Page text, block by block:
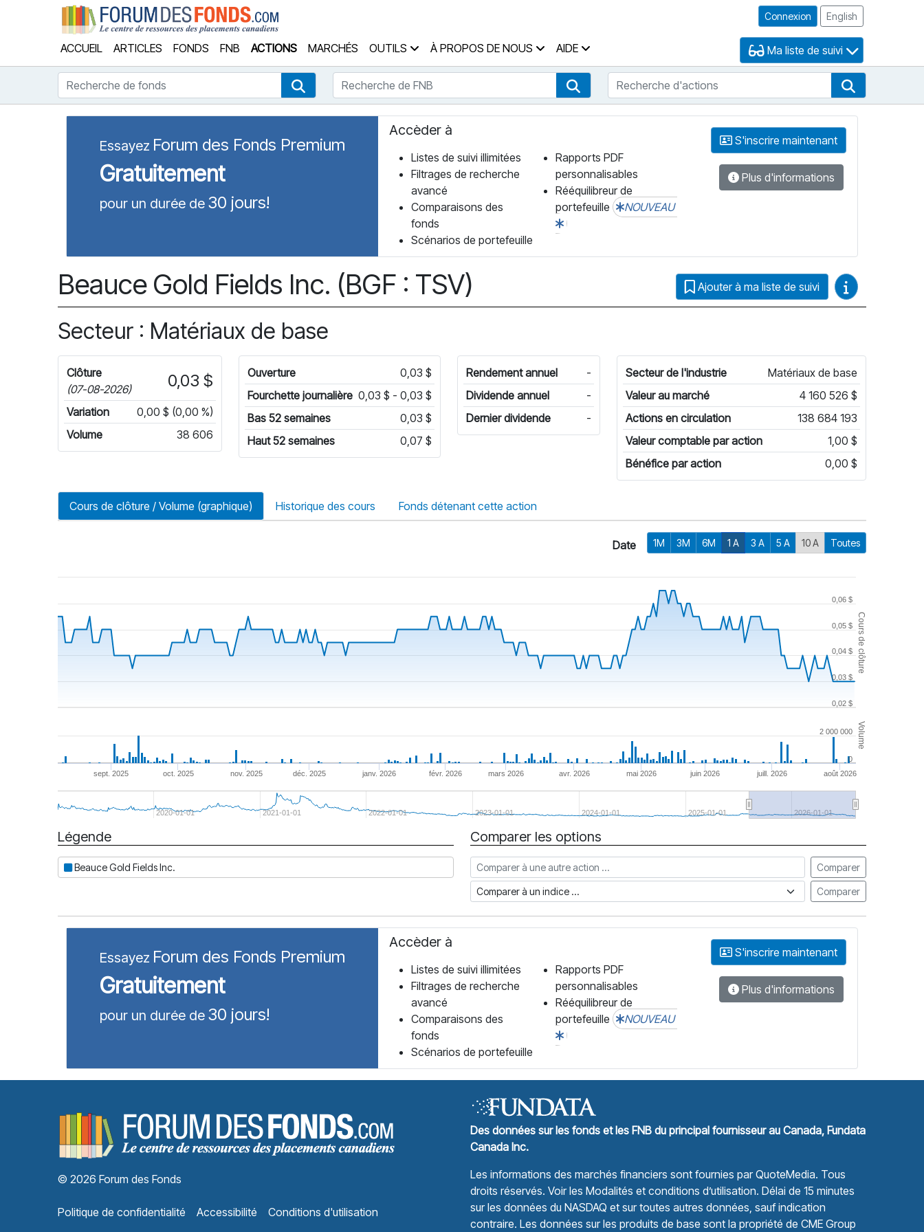
Connexion English
ACCUEIL ARTICLES FONDS FNB ACTIONS MARCHÉS OUTILS À PROPOS DE NOUS AIDE Ma liste de suivi
Recherche de fonds Recherche de fonds
Recherche de FNB Recherche de FNB
Recherche d'actions
Essayez Forum des Fonds Premium
Gratuitement
pour un durée de 30 jours!
Accèder à
Listes de suivi illimitées
Filtrages de recherche
avancé
Comparaisons des
fonds
Scénarios de portefeuille
Rapports PDF
personnalisables
Rééquilibreur de
portefeuille
NOUVEAU
S'inscrire maintenant
Plus d'informations
Beauce Gold Fields Inc. (BGF : TSV) Ajouter à ma liste de suivi Guides vidéo
Secteur : Matériaux de base
Clôture
(07-08-2026)
0,03 $
Variation
0,00 $ (0,00 %)
Volume
38 606
Ouverture
0,03 $
Fourchette journalière 0,03 $ - 0,03 $
Bas 52 semaines
0,03 $
Haut 52 semaines
0,07 $
Rendement annuel
-
Dividende annuel
-
Dernier dividende
-
Secteur de l'industrie
Matériaux de base
Valeur au marché
4 160 526 $
Actions en circulation
138 684 193
Valeur comptable par action
1,00 $
Bénéfice par action
0,00 $
Cours de clôture / Volume (graphique) Historique des cours Fonds détenant cette action
Date 1M 3M 6M 1 A 3 A 5 A 10 A Toutes
Cours de clôture
Volume
janv. 2026 juill. 2026
sept. 2025 oct. 2025 nov. 2025 déc. 2025 févr. 2026 mars 2026 avr. 2026 mai 2026 juin 2026 août 2026
2020-01-01 2021-01-01 2022-01-01 2023-01-01 2024-01-01 2025-01-01 2026-01-01
0,02 $
0,03 $
0,04 $
0,05 $
0,06 $
0
2 000 000
Date
Légende
Beauce Gold Fields Inc.
Comparer les options
Comparer à une autre action Comparer
Comparer à un indice Comparer
Essayez Forum des Fonds Premium
Gratuitement
pour un durée de 30 jours!
Accèder à
Listes de suivi illimitées
Filtrages de recherche
avancé
Comparaisons des
fonds
Scénarios de portefeuille
Rapports PDF
personnalisables
Rééquilibreur de
portefeuille
NOUVEAU
S'inscrire maintenant
Plus d'informations
Forum des Fonds Accueil
© 2026 Forum des Fonds
Politique de confidentialité Accessibilité Conditions d'utilisation
Des données sur les fonds et les FNB du principal fournisseur au Canada, Fundata
Canada Inc.
Les informations des marchés financiers sont fournies parQuoteMedia. Tous
droits réservés. Voir les Modalités et conditions d’utilisation. Délai de 15 minutes
sur les données du NASDAQ et sur toutes autres données, sauf indication
contraire. Les données sur les produits de base sont la propriété de CME Group